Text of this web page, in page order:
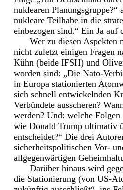
nuklearen
nukleare Teilhabe in die
einbezogen sind.“ Ein Ja
Wer zu diesen
nicht zuletzt einigen Fragen
Kühn (beide IFSH) und
worden sind: „Die Nato-
in Europa stationierten
sich schnell entwickelnden
Verbündete ausscheren?
werden? Und: welche
wie Donald Trump ultimativ
entscheidet?“ Die drei
sicherheitspolitischen Vor-
allgegenwärtigen
Darüber hinaus wird
die Stationierung (von US-